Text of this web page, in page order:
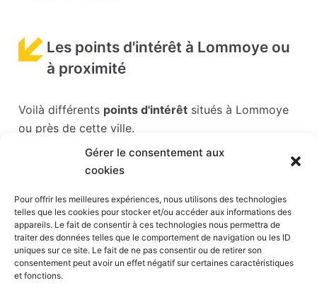
Gérer le consentement aux
cookies
Pour offrir les meilleures expériences, nous utilisons des technologies
telles que les cookies pour stocker et/ou accéder aux informations des
appareils. Le fait de consentir à ces technologies nous permettra de
traiter des données telles que le comportement de navigation ou les ID
uniques sur ce site. Le fait de ne pas consentir ou de retirer son
consentement peut avoir un effet négatif sur certaines caractéristiques
et fonctions.
Les points d'intérêt à Lommoye ou
à proximité
Voilà différents points d'intérêt situés à Lommoye
ou près de cette ville.
Les points d'intérêts sont généralement bien
desservis en matière de transports. Si vous cliquez
sur l'un des liens ci-dessous, vous en saurez plus
sur l'accessibilité en taxi et la proximité des
stations de taxis du point d'intérêt en question.
Parc France miniature(25 km)